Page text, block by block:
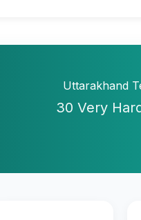
Uttarakhand
30 Very Hard